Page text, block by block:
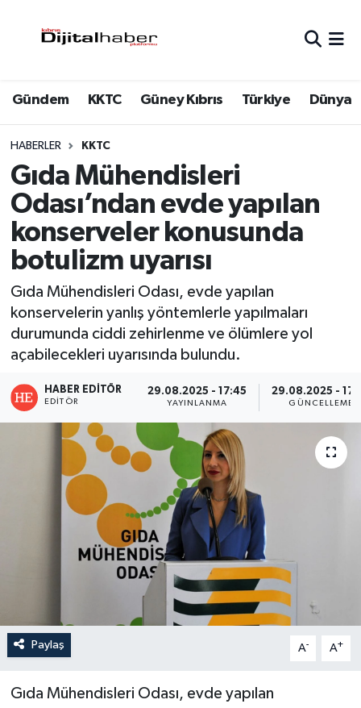
Gündem KKTC Güney Kıbrıs Türkiye Dünya
HABERLER KKTC
Gıda Mühendisleri
Odası’ndan evde yapılan
konserveler konusunda
botulizm uyarısı
Gıda Mühendisleri Odası, evde yapılan
konservelerin yanlış yöntemlerle yapılmaları
durumunda ciddi zehirlenme ve ölümlere yol
açabilecekleri uyarısında bulundu.
HABER EDITÖR
EDITÖR
29.08.2025 - 17:45
YAYINLANMA
29.08.2025 -
GÜNCELLEME
Paylaş A- A+
Gıda Mühendisleri Odası, evde yapılan
Trafik Durumu
Süper Lig Puan Durumu ve Fikstür
Tüm Manşetler
Son Dakika Haberleri
Haber Arşivi